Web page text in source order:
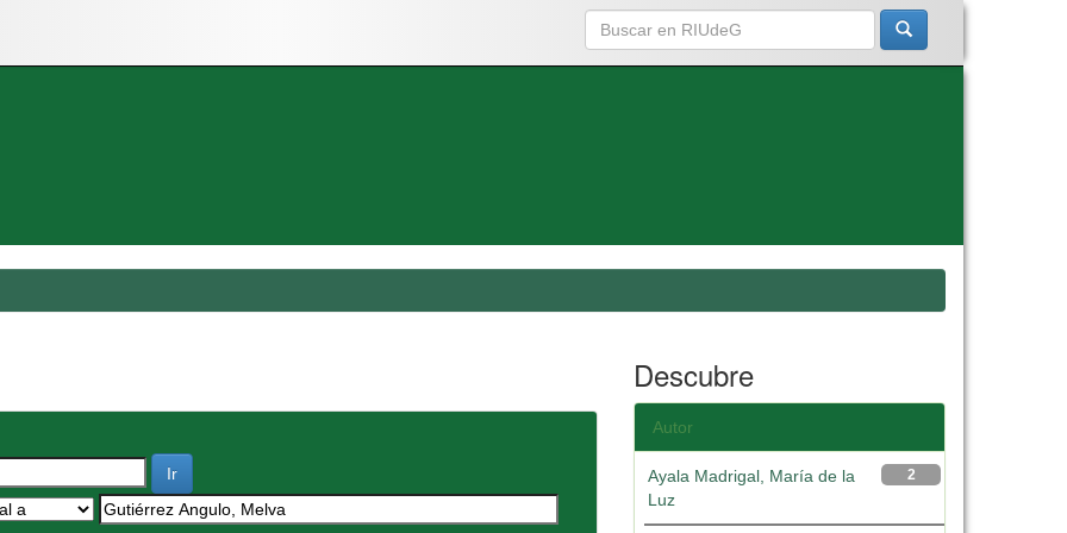
Descubre
Autor
2
Ayala Madrigal, María de la
Luz